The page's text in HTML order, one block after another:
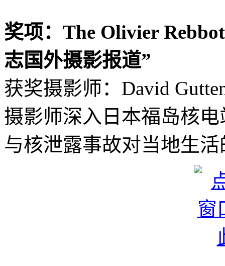
奖项：The Olivier
志国外摄影报道”
获奖摄影师：David
摄影师深入日本福岛核
与核泄露事故对当地生